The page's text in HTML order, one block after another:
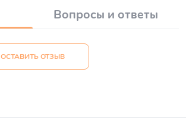
Вопросы и ответы
ОСТАВИТЬ ОТЗЫВ